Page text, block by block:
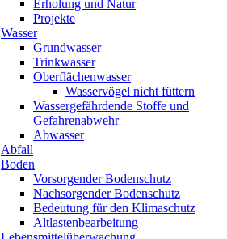
Erholung und Natur
Projekte
Wasser
Grundwasser
Trinkwasser
Oberflächenwasser
Wasservögel nicht füttern
Wassergefährdende Stoffe und
Gefahrenabwehr
Abwasser
Abfall
Boden
Vorsorgender Bodenschutz
Nachsorgender Bodenschutz
Bedeutung für den Klimaschutz
Altlastenbearbeitung